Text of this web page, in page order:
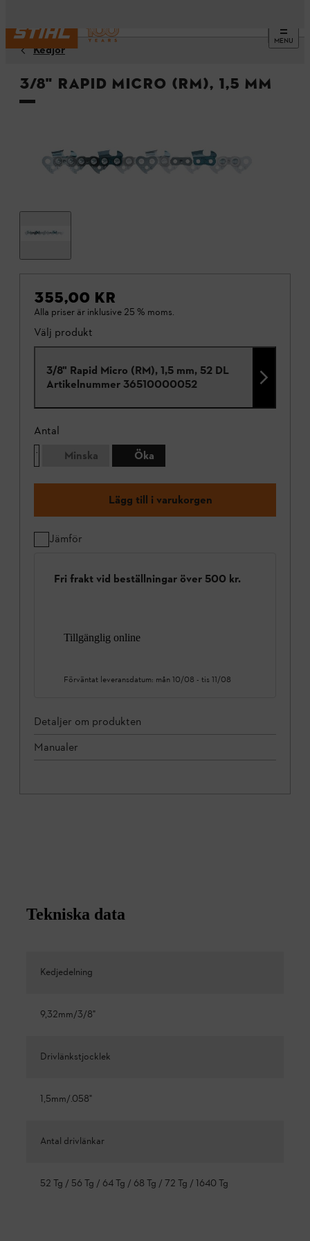
MENU
Kedjor
3/8" Rapid Micro (RM), 1,5 mm
355,00 KR
Alla priser är inklusive 25 % moms.
Välj produkt
3/8" Rapid Micro (RM), 1,5 mm, 52 DL
Artikelnummer 36510000052
Antal
Minska
Öka
Lägg till i varukorgen
Jämför
Fri frakt vid beställningar över 500 kr.
Tillgänglig online
Förväntat leveransdatum: mån 10/08 - tis 11/08
Detaljer om produkten
Manualer
Tekniska data
Kedjedelning
9,32mm/3/8"
Drivlänkstjocklek
1,5mm/.058"
Antal drivlänkar
52 Tg / 56 Tg / 64 Tg / 68 Tg / 72 Tg / 1640 Tg